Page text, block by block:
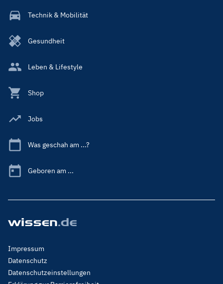
Technik & Mobilität
Gesundheit
Leben & Lifestyle
Shop
Jobs
Was geschah am ...?
Geboren am ...
Footer
Menu
Legal
Impressum
Datenschutz
Datenschutzeinstellungen